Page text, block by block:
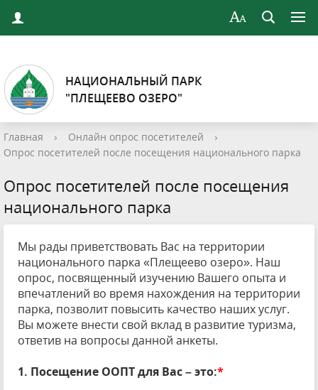
НАЦИОНАЛЬНЫЙ ПАРК
"ПЛЕЩЕЕВО ОЗЕРО"
Главная › Онлайн опрос посетителей
›
Опрос посетителей после посещения национального парка
Опрос посетителей после посещения
национального парка
Мы рады приветствовать Вас на территории
национального парка «Плещеево озеро». Наш
опрос, посвященный изучению Вашего опыта и
впечатлений во время нахождения на территории
парка, позволит повысить качество наших услуг.
Вы можете внести свой вклад в развитие туризма,
ответив на вопросы данной анкеты.
1. Посещение ООПТ для Вас – это:*